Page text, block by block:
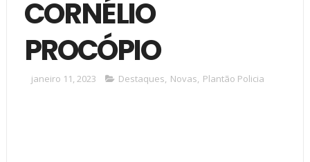
CORNÉLIO
PROCÓPIO
janeiro 11, 2023 Destaques, Novas, Plantão Policia